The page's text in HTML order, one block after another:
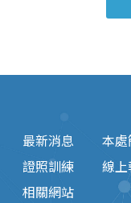
最新消息 本
證照訓練
線
相關網站